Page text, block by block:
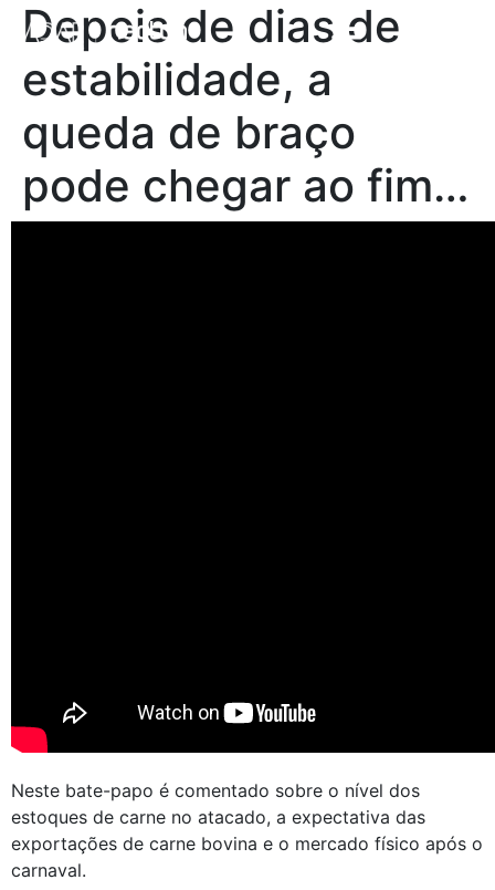
Depois de dias de
estabilidade, a
queda de braço
pode chegar ao fim…
Neste bate-papo é comentado sobre o nível dos
estoques de carne no atacado, a expectativa das
exportações de carne bovina e o mercado físico após o
carnaval.